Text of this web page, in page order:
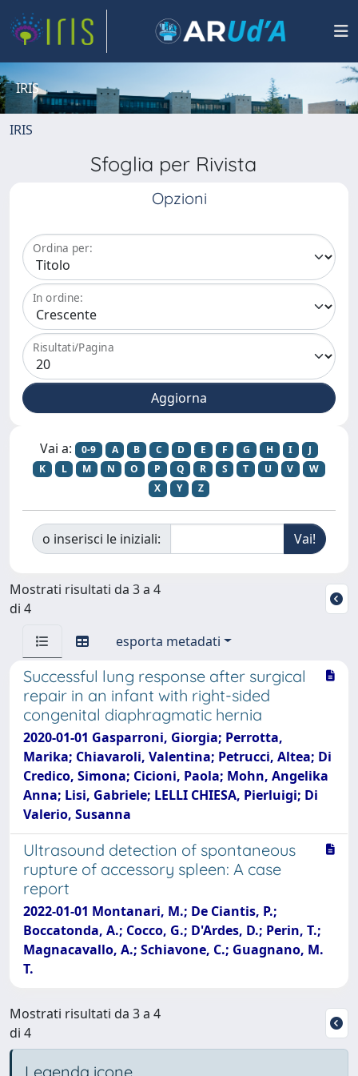
IRIS
IRIS
Sfoglia per Rivista
Opzioni
Ordina per:
In ordine:
Risultati/Pagina
Vai a: 0-9 A B C D E F G H I
J
K
L M N O P Q R S T U V
W
X
Y Z
o inserisci le iniziali:
Mostrati risultati da 3 a 4
di 4
esporta metadati
Successful lung response after surgical
repair in an infant with right-sided
congenital diaphragmatic hernia
2020-01-01 Gasparroni, Giorgia; Perrotta,
Marika; Chiavaroli, Valentina; Petrucci, Altea; Di
Credico, Simona; Cicioni, Paola; Mohn, Angelika
Anna; Lisi, Gabriele; LELLI CHIESA, Pierluigi; Di
Valerio, Susanna
Ultrasound detection of spontaneous
rupture of accessory spleen: A case
report
2022-01-01 Montanari, M.; De Ciantis, P.;
Boccatonda, A.; Cocco, G.; D'Ardes, D.; Perin, T.;
Magnacavallo, A.; Schiavone, C.; Guagnano, M.
T.
Mostrati risultati da 3 a 4
di 4
Legenda icone